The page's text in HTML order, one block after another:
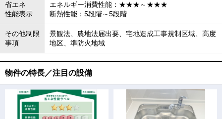
省エネ
性能表示
エネルギー消費性能：★★★～★★★
断熱性能：5段階～5段階
その他制限
事項
景観法、農地法届出要、宅地造成工事規制区域、高度
地区、準防火地域
物件の特長／注目の設備